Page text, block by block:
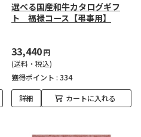
選べる国産和牛カタログギフ
ト 福禄コース【弔事用】
33,440円
(送料・税込)
獲得ポイント : 334
詳細 カートに入れる